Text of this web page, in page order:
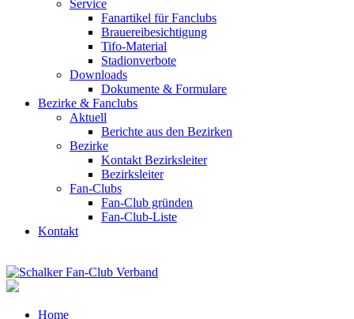
Service
Fanartikel für Fanclubs
Brauereibesichtigung
Tifo-Material
Stadionverbote
Downloads
Dokumente & Formulare
Bezirke & Fanclubs
Aktuell
Berichte aus den Bezirken
Bezirke
Kontakt Bezirksleiter
Bezirksleiter
Fan-Clubs
Fan-Club gründen
Fan-Club-Liste
Kontakt
Home